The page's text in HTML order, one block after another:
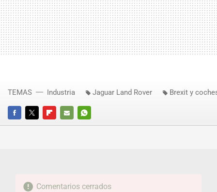
FACEBOOKTWITTERFLIPBOARD
E-
WHATSAPP
TEMAS Industria Jaguar Land Rover Brexit y
Comentarios cerrados